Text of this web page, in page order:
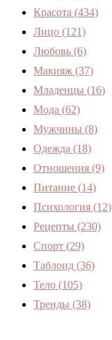
Красота (434)
Лицо (121)
Любовь (6)
Макияж (37)
Младенцы (16)
Мода (62)
Мужчины (8)
Одежда (18)
Отношения (9)
Питание (14)
Психология (12)
Рецепты (230)
Спорт (29)
Таблоид (36)
Тело (105)
Тренды (38)